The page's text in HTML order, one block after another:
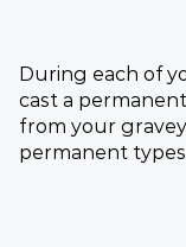
During each of
cast a
from your
permanent